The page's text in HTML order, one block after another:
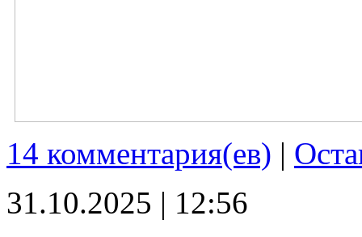
14 комментария(ев) |
31.10.2025 | 12:56